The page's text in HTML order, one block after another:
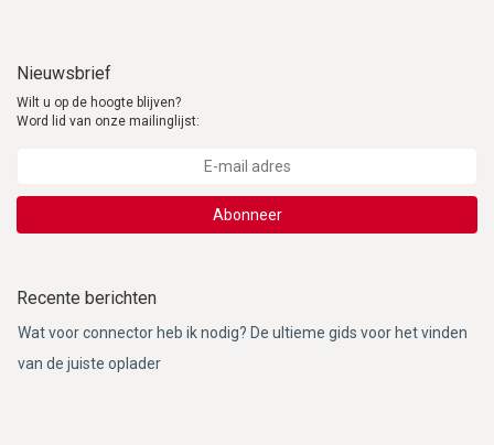
Nieuwsbrief
Wilt u op de hoogte blijven?
Word lid van onze mailinglijst:
Abonneer
Recente berichten
Wat voor connector heb ik nodig? De ultieme gids voor het vinden
van de juiste oplader